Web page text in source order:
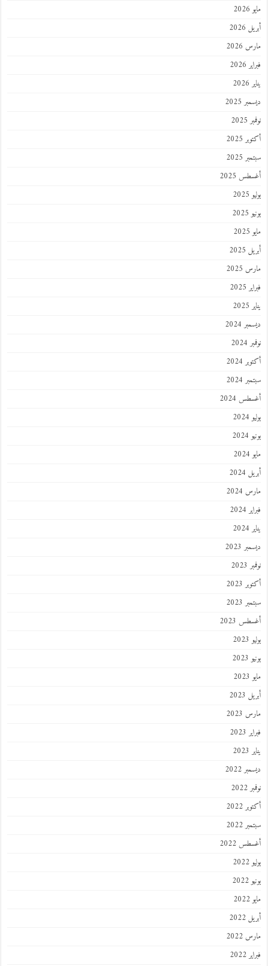
مايو 2026
أبريل 2026
مارس 2026
فبراير 2026
يناير 2026
ديسمبر 2025
نوفمبر 2025
أكتوبر 2025
سبتمبر 2025
أغسطس 2025
يوليو 2025
يونيو 2025
مايو 2025
أبريل 2025
مارس 2025
فبراير 2025
يناير 2025
ديسمبر 2024
نوفمبر 2024
أكتوبر 2024
سبتمبر 2024
أغسطس 2024
يوليو 2024
يونيو 2024
مايو 2024
أبريل 2024
مارس 2024
فبراير 2024
يناير 2024
ديسمبر 2023
نوفمبر 2023
أكتوبر 2023
سبتمبر 2023
أغسطس 2023
يوليو 2023
يونيو 2023
مايو 2023
أبريل 2023
مارس 2023
فبراير 2023
يناير 2023
ديسمبر 2022
نوفمبر 2022
أكتوبر 2022
سبتمبر 2022
أغسطس 2022
يوليو 2022
يونيو 2022
مايو 2022
أبريل 2022
مارس 2022
فبراير 2022